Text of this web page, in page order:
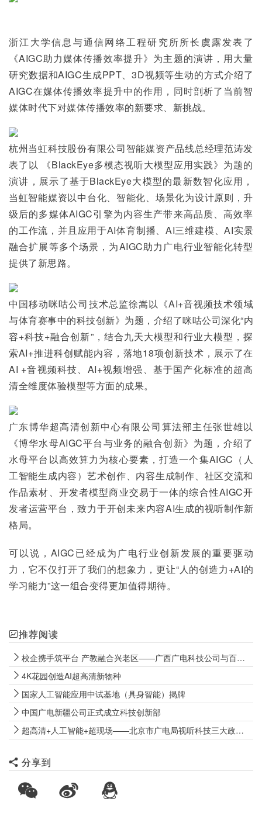
浙江大学信息与通信网络工程研究所所长虞露发表了
《AIGC助力媒体传播效率提升》为主题的演讲，用大量
研究数据和AIGC生成PPT、3D视频等生动的方式介绍了
AIGC在媒体传播效率提升中的作用，同时剖析了当前智
媒体时代下对媒体传播效率的新要求、新挑战。
杭州当虹科技股份有限公司智能媒资产品线总经理范涛发
表了以 《BlackEye多模态视听大模型应用实践》为题的
演讲，展示了基于BlackEye大模型的最新数智化应用，
当虹智能媒资以中台化、智能化、场景化为设计原则，升
级后的多媒体AIGC引擎为内容生产带来高品质、高效率
的工作流，并且应用于AI体育制播、AI三维建模、AI实景
融合扩展等多个场景，为AIGC助力广电行业智能化转型
提供了新思路。
中国移动咪咕公司技术总监徐嵩以《AI+音视频技术领域
与体育赛事中的科技创新》为题，介绍了咪咕公司深化“内
容+科技+融合创新”，结合九天大模型和行业大模型，探
索AI+推进科创赋能内容，落地18项创新技术，展示了在
AI +音视频科技、AI+视频增强、基于国产化标准的超高
清全维度体验模型等方面的成果。
广东博华超高清创新中心有限公司算法部主任张世雄以
《博华水母AIGC平台与业务的融合创新》为题，介绍了
水母平台以高效算力为核心要素，打造一个集AIGC（人
工智能生成内容）艺术创作、内容生成制作、社区交流和
作品素材、开发者模型商业交易于一体的综合性AIGC开
发者运营平台，致力于开创未来内容AI生成的视听制作新
格局。
可以说，AIGC已经成为广电行业创新发展的重要驱动
力，它不仅打开了我们的想象力，更让“人的创造力+AI的
学习能力”这一组合变得更加值得期待。
推荐阅读
校企携手筑平台 产教融合兴老区——广西广电科技公司与百色学院达成战略合作
4K花园创造AI超高清新物种
国家人工智能应用中试基地（具身智能）揭牌
中国广电新疆公司正式成立科技创新部
超高清+人工智能+超现场——北京市广电局视听科技三大政策发布！
分享到